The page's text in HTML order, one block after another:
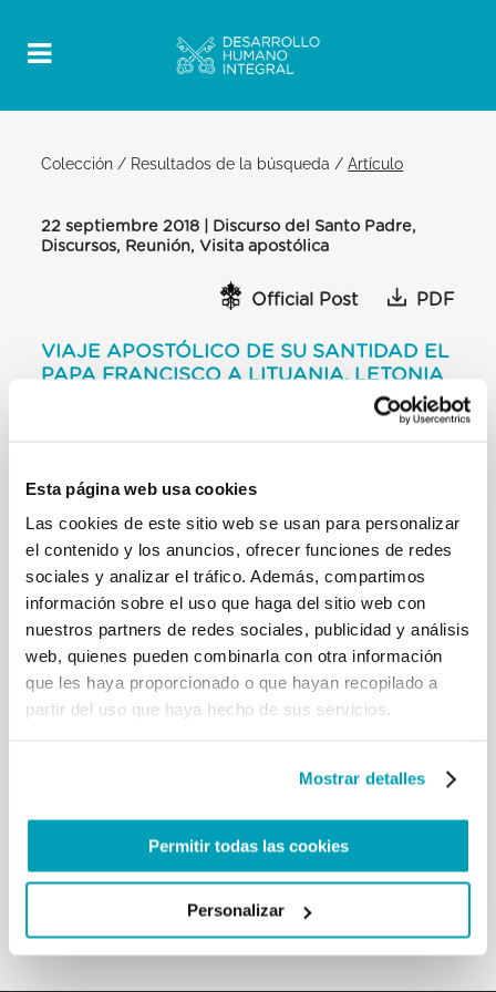
Esta página web usa cookies
Las cookies de este sitio web se usan para personalizar
el contenido y los anuncios, ofrecer funciones de redes
sociales y analizar el tráfico. Además, compartimos
información sobre el uso que haga del sitio web con
nuestros partners de redes sociales, publicidad y análisis
web, quienes pueden combinarla con otra información
que les haya proporcionado o que hayan recopilado a
partir del uso que haya hecho de sus servicios.
Mostrar detalles
Permitir todas las cookies
Personalizar
Colección / Resultados de la búsqueda /Artículo
22 septiembre 2018 | Discurso del Santo Padre,
Discursos, Reunión, Visita apostólica
Official Post PDF
VIAJE APOSTÓLICO DE SU SANTIDAD EL
PAPA FRANCISCO A LITUANIA, LETONIA
Y ESTONIA [22-25 DE SEPTIEMBRE DE
SANTO PADRE
PLAZA DEL PALACIO PRESIDENCIAL DE
VILNA (LITUANIA)
[…] Durante su historia, Lituania supo hospedar,
acoger y recibir pueblos de diversas etnias y
religiones. Todos han encontrado en estas tierras un
lugar para vivir: lituanos, tártaros, polacos, rusos,
bielorrusos, ucranianos, armenios, alemanes…;
católicos, ortodoxos, protestantes, viejos creyentes,
musulmanes, judíos…; han vivido juntos y en paz
quebraron la capacidad de albergar y armonizar las
Extraer fuerzas del pasado es recuperar la raíz y
mantener siempre vivo lo más auténtico y original
no su